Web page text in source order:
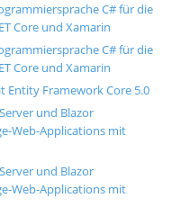
C# für die
Core und Xamarin
C# für die
Core und Xamarin
Framework Core 5.0
und Blazor
Web-Applications mit
und Blazor
Web-Applications mit